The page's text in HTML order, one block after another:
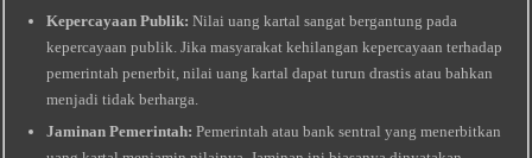
Kepercayaan Publik: Nilai uang kartal sangat bergantung pada
kepercayaan publik. Jika masyarakat kehilangan kepercayaan terhadap
pemerintah penerbit, nilai uang kartal dapat turun drastis atau bahkan
menjadi tidak berharga.
Jaminan Pemerintah: Pemerintah atau bank sentral yang menerbitkan